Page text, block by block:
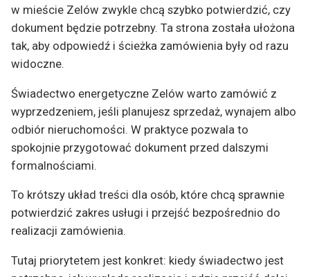
w mieście Zelów zwykle chcą szybko potwierdzić, czy
dokument będzie potrzebny. Ta strona została ułożona
tak, aby odpowiedź i ścieżka zamówienia były od razu
widoczne.
Świadectwo energetyczne Zelów warto zamówić z
wyprzedzeniem, jeśli planujesz sprzedaż, wynajem albo
odbiór nieruchomości. W praktyce pozwala to
spokojnie przygotować dokument przed dalszymi
formalnościami.
To krótszy układ treści dla osób, które chcą sprawnie
potwierdzić zakres usługi i przejść bezpośrednio do
realizacji zamówienia.
Tutaj priorytetem jest konkret: kiedy świadectwo jest